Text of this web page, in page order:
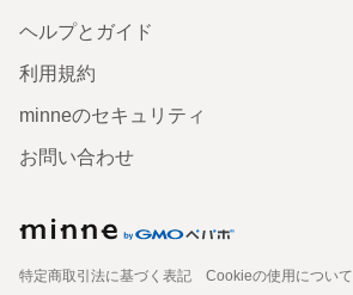
ヘルプとガイド
利用規約
minneのセキュリティ
お問い合わせ
特定商取引法に基づく表記
Cookieの使用について